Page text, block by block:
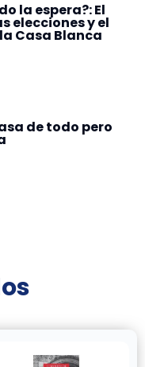
la espera?: El
elecciones y el
Casa Blanca
de todo pero